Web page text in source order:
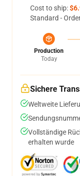
Cost to ship:
Standard -
Production
Today
Sichere
Weltweite
Vollständige
erhalten wurde